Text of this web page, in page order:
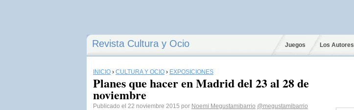
Revista Cultura y Ocio Juegos Los Autores
INICIO › CULTURA Y OCIO › EXPOSICIONES
Planes que hacer en Madrid del 23 al 28 de
noviembre
Publicado el 22 noviembre 2015 por Noemi Megustamibarrio @megustamibarrio